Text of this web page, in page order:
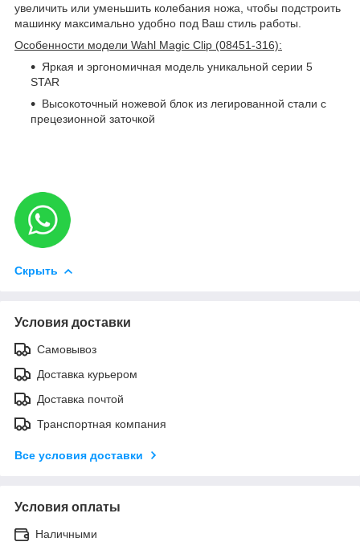
увеличить или уменьшить колебания ножа, чтобы подстроить
машинку максимально удобно под Ваш стиль работы.
Особенности модели Wahl Magic Clip (08451-316):
Яркая и эргономичная модель уникальной серии 5
STAR
Высокоточный ножевой блок из легированной стали с
прецезионной заточкой
Скрыть
Условия доставки
Самовывоз
Доставка курьером
Доставка почтой
Транспортная компания
Все условия доставки
Условия оплаты
Наличными